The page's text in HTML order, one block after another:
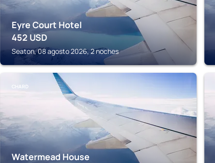
Eyre Court Hotel
452 USD
Seaton, 08 agosto 2026, 2 noches
CHARD
Watermead House